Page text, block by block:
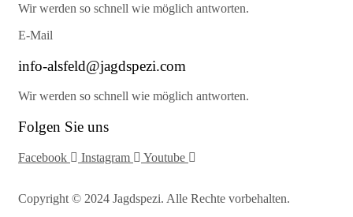
Wir werden so schnell wie möglich antworten.
E-Mail
info-alsfeld@jagdspezi.com
Wir werden so schnell wie möglich antworten.
Folgen Sie uns
Facebook Instagram Youtube
Copyright © 2024 Jagdspezi. Alle Rechte vorbehalten.